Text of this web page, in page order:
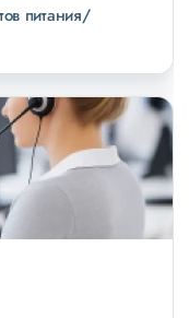
питания/